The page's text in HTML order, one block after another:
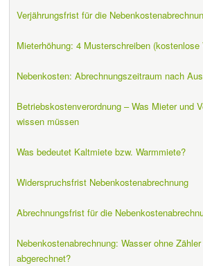
Verjährungsfrist für die
Mieterhöhung: 4 Musterschreiben (kostenlose
Nebenkosten: Abrechnungszeitraum nach
Betriebskostenverordnung – Was Mieter und
wissen müssen
Was bedeutet Kaltmiete bzw. Warmmiete?
Widerspruchsfrist Nebenkostenabrechnung
Abrechnungsfrist für die
Nebenkostenabrechnung: Wasser ohne
abgerechnet?